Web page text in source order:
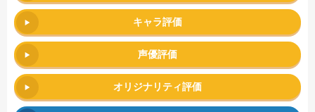
キャラ評価
声優評価
オリジナリティ評価